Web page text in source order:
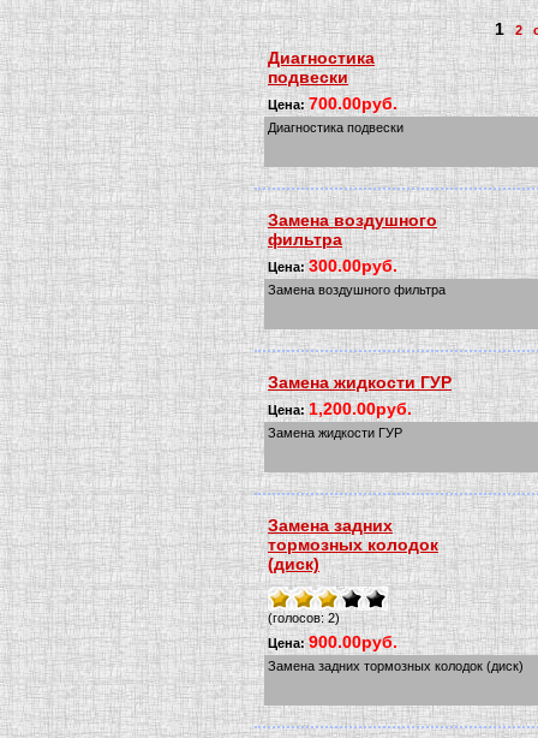
1 2
Диагностика
подвески
Цена: 700.00руб.
Диагностика подвески
Замена воздушного
фильтра
Цена:300.00руб.
Замена воздушного фильтра
Замена жидкости ГУР
Цена: 1,200.00руб.
Замена жидкости ГУР
Замена задних
тормозных колодок
(диск)
(голосов: 2)
Цена:900.00руб.
Замена задних тормозных колодок (диск)